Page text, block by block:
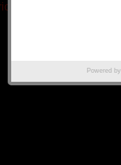
de la entrada (Atom)
Powered by